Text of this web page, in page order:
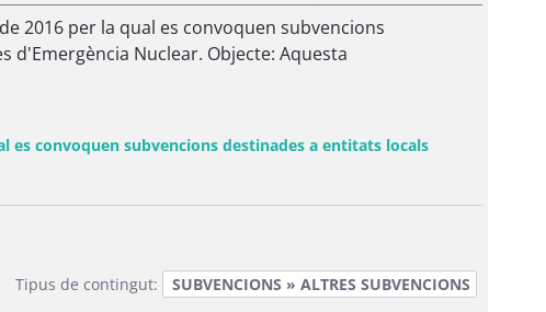
2016 per la qual es convoquen subvencions
d'Emergència Nuclear. Objecte: Aquesta
es convoquen subvencions destinades a entitats locals
nova)
Tipus de contingut: SUBVENCIONS » ALTRES SUBVENCIONS